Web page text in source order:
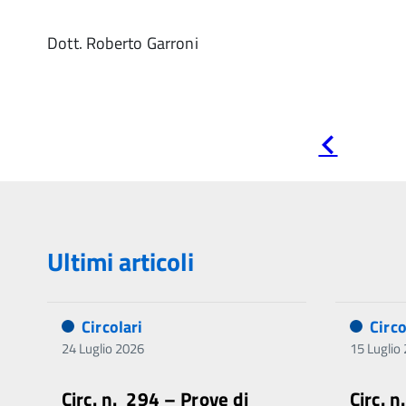
Dott. Roberto Garroni
precedente
Ultimi articoli
Circolari
24 Luglio 2026
Circ. n. 294 – Prove di
15 Luglio
Circ.